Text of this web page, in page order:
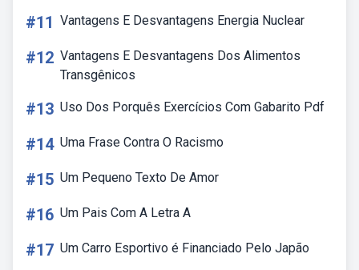
#11 Vantagens E Desvantagens Energia Nuclear
#12 Vantagens E Desvantagens Dos Alimentos
Transgênicos
#13 Uso Dos Porquês Exercícios Com Gabarito Pdf
#14 Uma Frase Contra O Racismo
#15 Um Pequeno Texto De Amor
#16 Um Pais Com A Letra A
#17 Um Carro Esportivo é Financiado Pelo Japão